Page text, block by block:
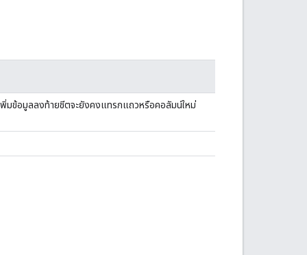
มข้อมูลลงท้ายชีตจะยังคงแทรกแถวหรือคอลัมน์ใหม่